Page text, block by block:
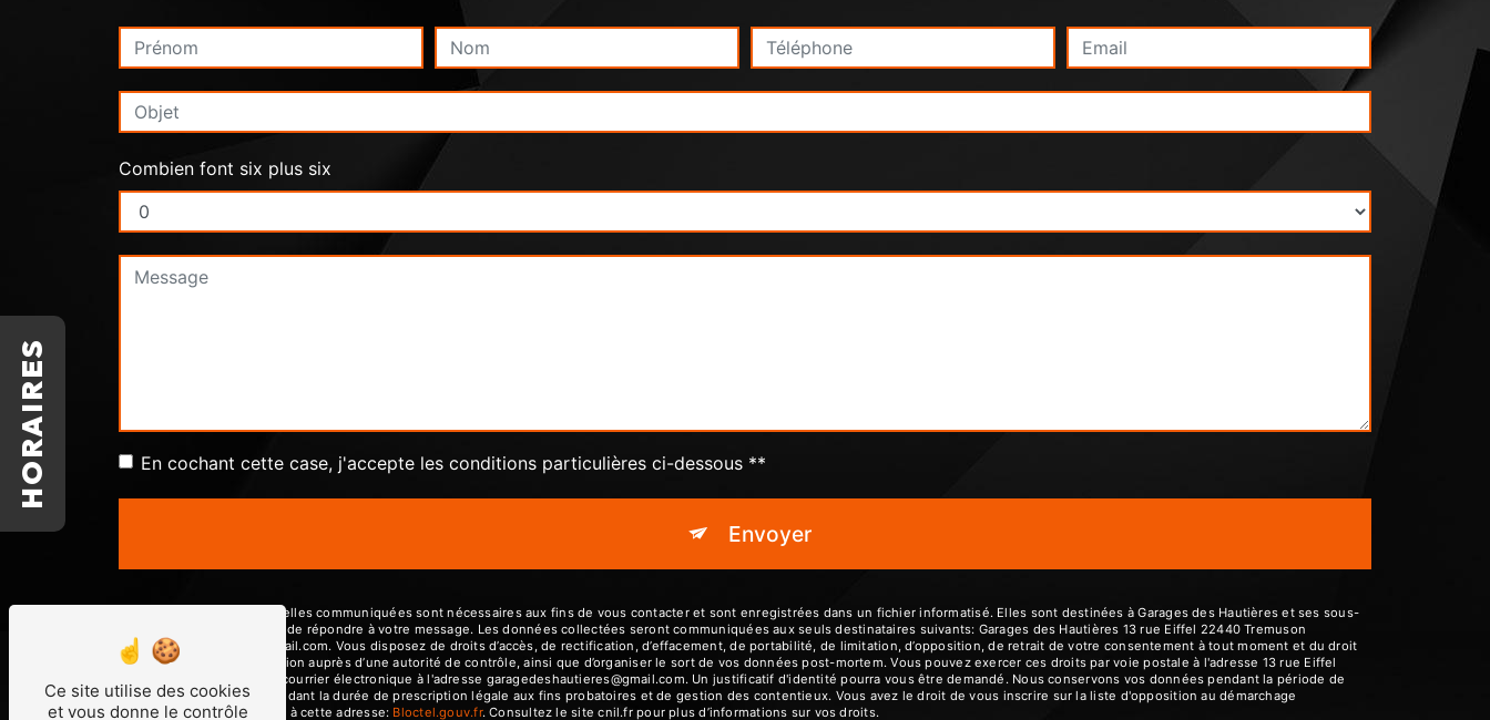
Combien font six plus six
En cochant cette case, j'accepte les conditions particulières ci-dessous **
Envoyer
** Les données personnelles communiquées sont nécessaires aux fins de vous contacter et sont enregistrées dans un fichier informatisé. Elles sont destinées à Garages des Hautières et ses sous-
traitants dans le seul but de répondre à votre message. Les données collectées seront communiquées aux seuls destinataires suivants: Garages des Hautières 13 rue Eiffel 22440 Tremuson
garagedeshautieres@gmail.com. Vous disposez de droits d’accès, de rectification, d’effacement, de portabilité, de limitation, d’opposition, de retrait de votre consentement à tout moment et du droit
d’introduire une réclamation auprès d’une autorité de contrôle, ainsi que d’organiser le sort de vos données post-mortem. Vous pouvez exercer ces droits par voie postale à l'adresse 13 rue Eiffel
22440 Tremuson ou par courrier électronique à l'adresse garagedeshautieres@gmail.com. Un justificatif d'identité pourra vous être demandé. Nous conservons vos données pendant la période de
prise de contact puis pendant la durée de prescription légale aux fins probatoires et de gestion des contentieux. Vous avez le droit de vous inscrire sur la liste d'opposition au démarchage
téléphonique, disponible à cette adresse:
Bloctel.gouv.fr. Consultez le site cnil.fr pour plus d’informations sur vos droits.
HORAIRES
Ce site utilise des cookies
et vous donne le contrôle